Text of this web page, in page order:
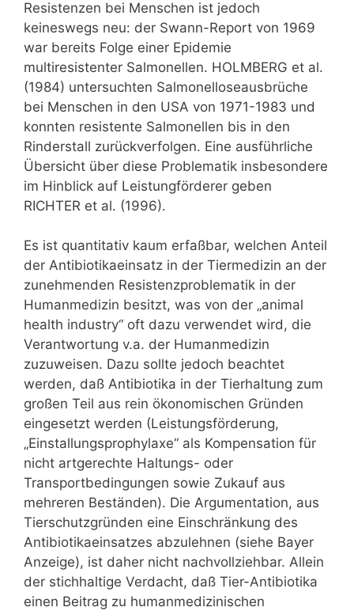
Resistenzen bei Menschen ist jedoch
keineswegs neu: der Swann-Report von 1969
war bereits Folge einer Epidemie
multiresistenter Salmonellen. HOLMBERG et al.
(1984) untersuchten Salmonelloseausbrüche
bei Menschen in den USA von 1971-1983 und
konnten resistente Salmonellen bis in den
Rinderstall zurückverfolgen. Eine ausführliche
Übersicht über diese Problematik insbesondere
im Hinblick auf Leistungförderer geben
RICHTER et al. (1996).
Es ist quantitativ kaum erfaßbar, welchen Anteil
der Antibiotikaeinsatz in der Tiermedizin an der
zunehmenden Resistenzproblematik in der
Humanmedizin besitzt, was von der „animal
health industry“ oft dazu verwendet wird, die
Verantwortung v.a. der Humanmedizin
zuzuweisen. Dazu sollte jedoch beachtet
werden, daß Antibiotika in der Tierhaltung zum
großen Teil aus rein ökonomischen Gründen
eingesetzt werden (Leistungsförderung,
„Einstallungsprophylaxe“ als Kompensation für
nicht artgerechte Haltungs- oder
Transportbedingungen sowie Zukauf aus
mehreren Beständen). Die Argumentation, aus
Tierschutzgründen eine Einschränkung des
Antibiotikaeinsatzes abzulehnen (siehe Bayer
Anzeige), ist daher nicht nachvollziehbar. Allein
der stichhaltige Verdacht, daß Tier-Antibiotika
einen Beitrag zu humanmedizinischen